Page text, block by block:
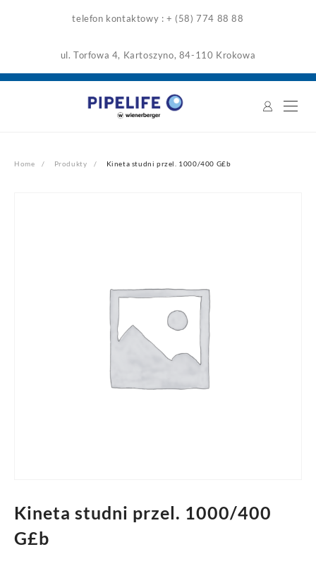
telefon kontaktowy : + (58) 774 88 88
ul. Torfowa 4, Kartoszyno, 84-110 Krokowa
Home Produkty Kineta studni przel. 1000/400 G£b
Kineta studni przel. 1000/400
G£b